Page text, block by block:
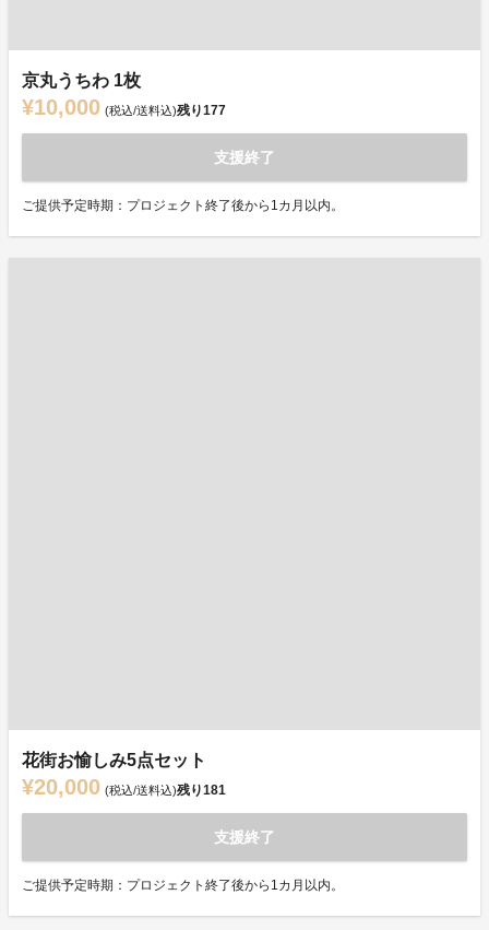
京丸うちわ 1枚
¥10,000 (税込/送料込)残り177
支援終了
ご提供予定時期：プロジェクト終了後から1カ月以内。
花街お愉しみ5点セット
¥20,000 (税込/送料込)残り181
支援終了
ご提供予定時期：プロジェクト終了後から1カ月以内。